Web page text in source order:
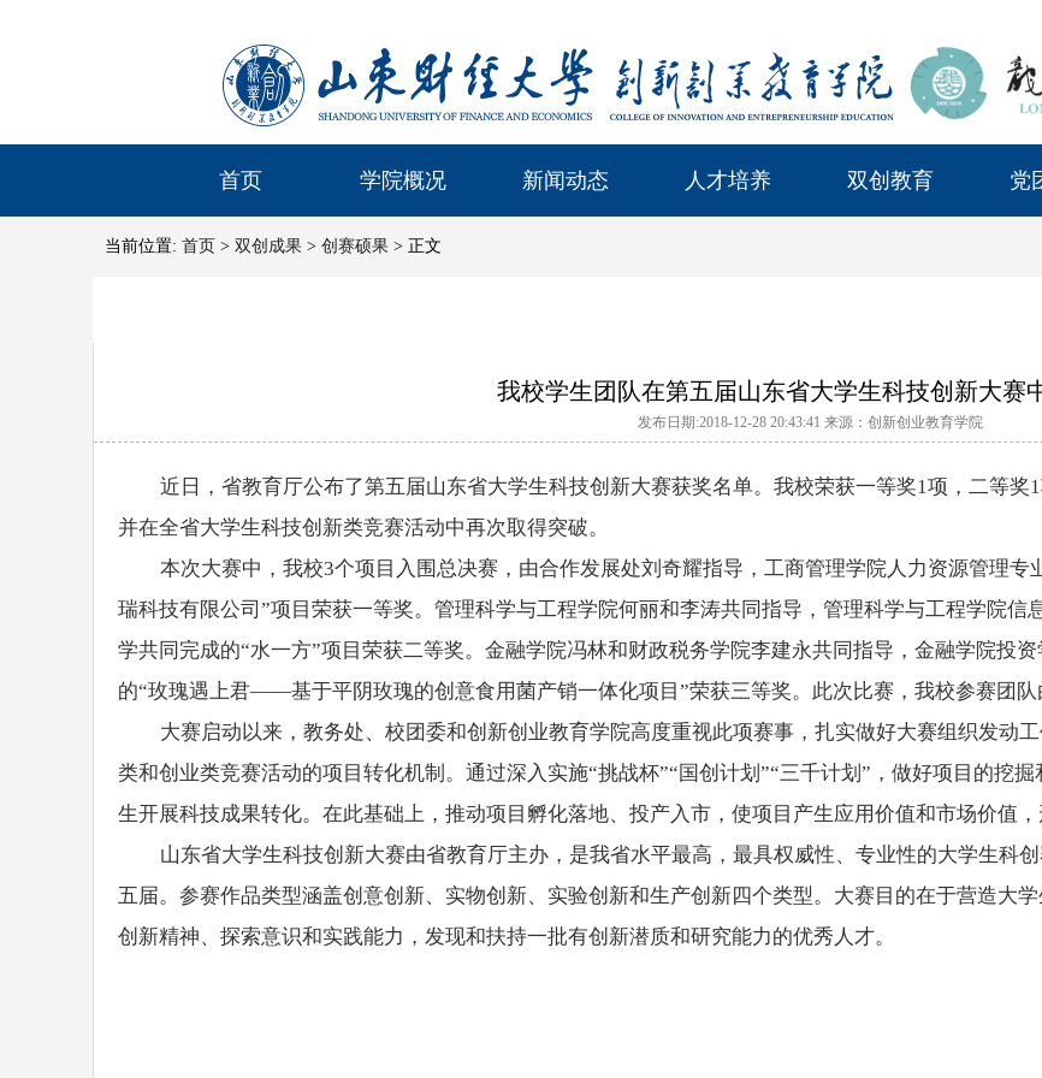
首页 学院概况 新闻动态 人才培养 双创教育 党
当前位置: 首页 > 双创成果 > 创赛硕果 > 正文
我校学生团队在第五届山东省大学生科技创新大赛
发布日期:2018-12-28 20:43:41 来源：创新创业教育学院
近日，省教育厅公布了第五届山东省大学生科技创新大赛获奖名单。我校荣获一等奖1项，二等奖
并在全省大学生科技创新类竞赛活动中再次取得突破。
本次大赛中，我校3个项目入围总决赛，由合作发展处刘奇耀指导，工商管理学院人力资源管理专
瑞科技有限公司”项目荣获一等奖。管理科学与工程学院何丽和李涛共同指导，管理科学与工程学院信
学共同完成的“水一方”项目荣获二等奖。金融学院冯林和财政税务学院李建永共同指导，金融学院投
的“玫瑰遇上君——基于平阴玫瑰的创意食用菌产销一体化项目”荣获三等奖。此次比赛，我校参赛团队
大赛启动以来，教务处、校团委和创新创业教育学院高度重视此项赛事，扎实做好大赛组织发动
类和创业类竞赛活动的项目转化机制。通过深入实施“挑战杯”“国创计划”“三千计划”，做好项目的挖
生开展科技成果转化。在此基础上，推动项目孵化落地、投产入市，使项目产生应用价值和市场价值，
山东省大学生科技创新大赛由省教育厅主办，是我省水平最高，最具权威性、专业性的大学生科
五届。参赛作品类型涵盖创意创新、实物创新、实验创新和生产创新四个类型。大赛目的在于营造大
创新精神、探索意识和实践能力，发现和扶持一批有创新潜质和研究能力的优秀人才。